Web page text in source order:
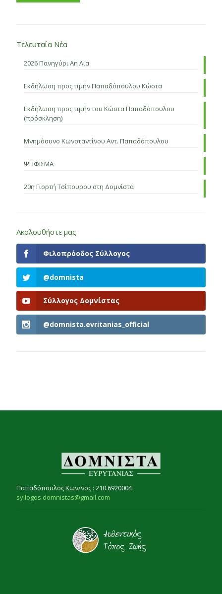
Τελευταία Νέα
2026 Πανηγύρι Αη Λια
Εκδήλωση προς τιμήν Παπαδόπουλου Κώστα
Εκδήλωση προς τιμήν του Κώστα Παπαδόπουλου
(πρόσκληση)
Μνημόσυνο Κωνσταντίνου Αντ. Παπαδόπουλου
ΨΗΦΙΣΜΑ
20η Γιορτή Τσίπουρου στη Δομνίστα
Ακολουθήστε μας
Φιλοπρόοδος Σύλλογος
@domnista
Σύλλογος Δομνίστας
@domnista.evritanias_official
Παπαδόπουλος Κων/νος : 210.6920004
syllogos.domnistas@gmail.com